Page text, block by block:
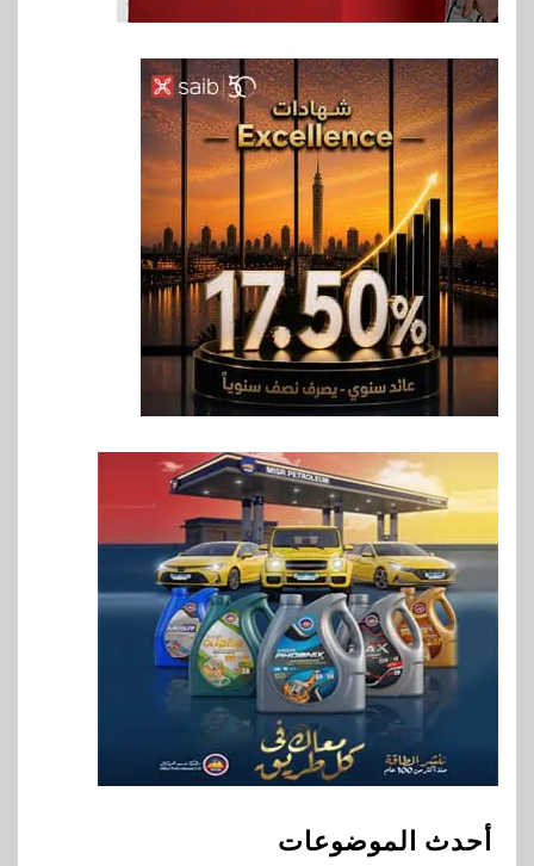
أحدث الموضوعات
6 اخبار
فيكسد مصر و”حلول” تتشاركان
في تطوير أول منصة للسياحة
الصحية في مصر والشرق الأوسط
وأفريقيا Tour4Cure
سوق وصلة
هواوي: هاتف nova 15
Max بطارية ضخمة وتصميم متين
جهازًا مثاليًا للشباب
اقتصاد
إي اف چي فاينانس تستعرض
في سوق تحويلات المصريين
بالخارج
9
اخبار
بيان توضيحي صادر عن شركة
ناتجاس
سوق وصلة
vivo تشعل المنافسة في مصر
مع إطلاق Y500 المزود ببطارية